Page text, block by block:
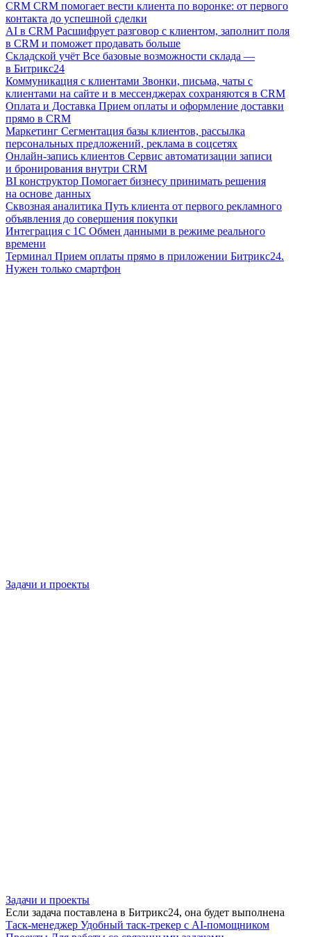
CRM CRM помогает вести клиента по воронке: от первого
контакта до успешной сделки
AI в CRM Расшифрует разговор с клиентом, заполнит поля
в CRM и поможет продавать больше
Складской учёт Все базовые возможности склада —
в Битрикс24
Коммуникация с клиентами Звонки, письма, чаты с
клиентами на сайте и в мессенджерах сохраняются в CRM
Оплата и Доставка Прием оплаты и оформление доставки
прямо в CRM
Маркетинг Сегментация базы клиентов, рассылка
персональных предложений, реклама в соцсетях
Онлайн-запись клиентов Сервис автоматизации записи
и бронирования внутри CRM
BI конструктор Помогает бизнесу принимать решения
на основе данных
Сквозная аналитика Путь клиента от первого рекламного
объявления до совершения покупки
Интеграция с 1С Обмен данными в режиме реального
времени
Терминал Прием оплаты прямо в приложении Битрикс24.
Нужен только смартфон
Задачи и проекты
Задачи и проекты
Если задача поставлена в Битрикс24, она будет выполнена
Таск-менеджер Удобный таск-трекер с AI-помощником